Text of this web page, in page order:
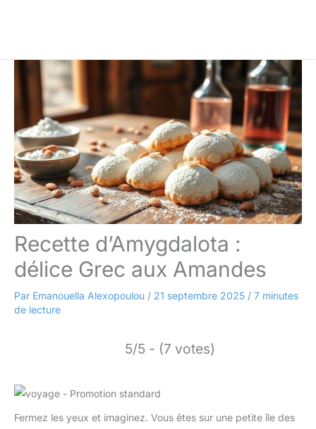
Recette d’Amygdalota :
délice Grec aux Amandes
Par Emanouella Alexopoulou / 21 septembre 2025 / 7 minutes
de lecture
5/5 - (7 votes)
Fermez les yeux et imaginez. Vous êtes sur une petite île des